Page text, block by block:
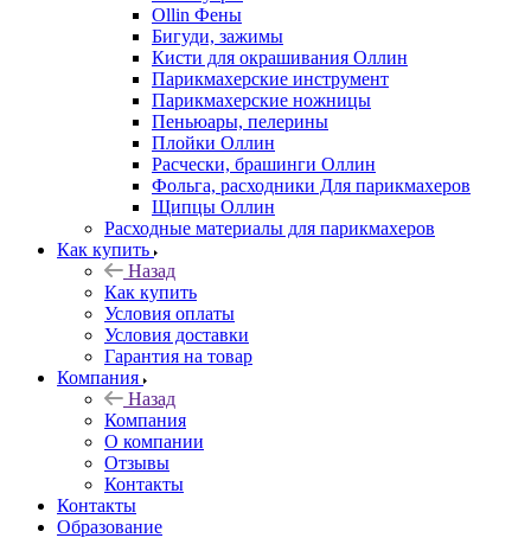
Ollin Фены
Бигуди, зажимы
Кисти для окрашивания Оллин
Парикмахерские инструмент
Парикмахерские ножницы
Пеньюары, пелерины
Плойки Оллин
Расчески, брашинги Оллин
Фольга, расходники Для парикмахеров
Щипцы Оллин
Расходные материалы для парикмахеров
Как купить
Назад
Как купить
Условия оплаты
Условия доставки
Гарантия на товар
Компания
Назад
Компания
О компании
Отзывы
Контакты
Контакты
Образование